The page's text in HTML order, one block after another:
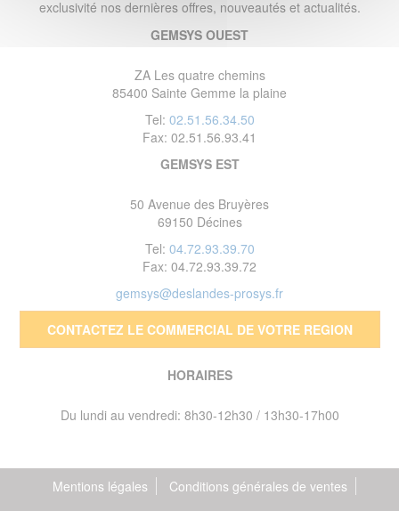
exclusivité nos dernières offres, nouveautés et actualités.
GEMSYS OUEST
ZA Les quatre chemins
85400 Sainte Gemme la plaine
Tel: 02.51.56.34.50
Fax: 02.51.56.93.41
GEMSYS EST
50 Avenue des Bruyères
69150 Décines
Tel: 04.72.93.39.70
Fax: 04.72.93.39.72
gemsys@deslandes-prosys.fr
CONTACTEZ LE COMMERCIAL DE VOTRE REGION
HORAIRES
Du lundi au vendredi: 8h30-12h30 / 13h30-17h00
Mentions légales Conditions générales de ventes